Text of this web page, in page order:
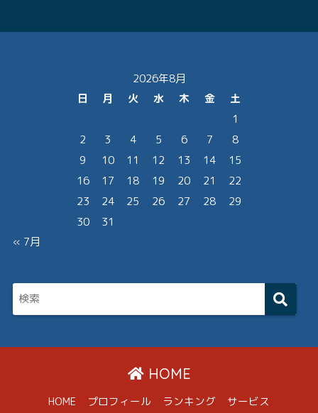
2026年8月
日
月 火 水 木 金
土
1
2
3 4 5 6 7
8
9
10 11 12 13 14
15
16
17 18 19 20 21
22
23
24 25 26 27 28
29
30
31
« 7月
HOME
HOME プロフィール ランキング サービス